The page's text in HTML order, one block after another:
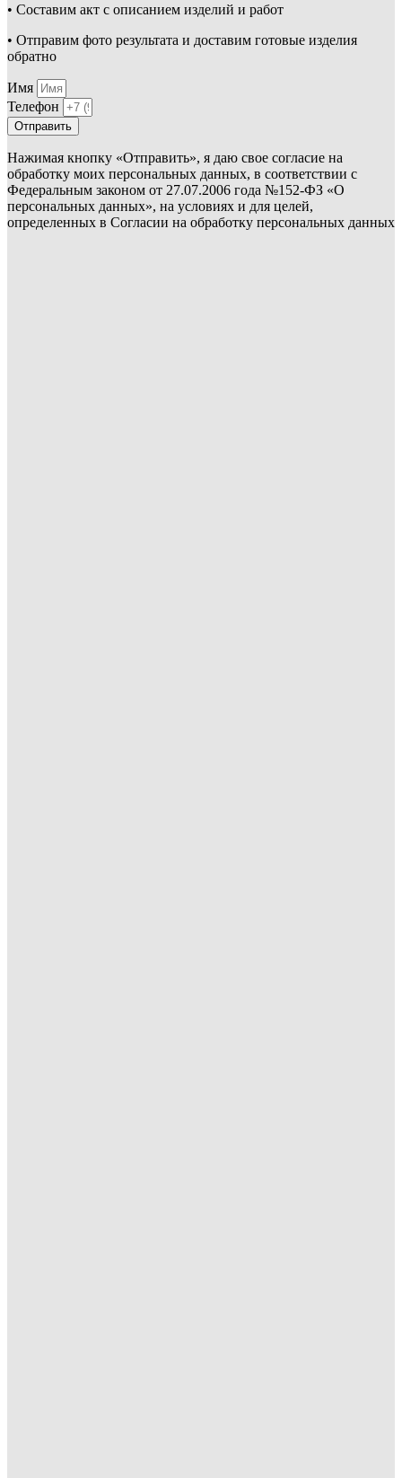
• Составим акт с описанием изделий и работ
• Отправим фото результата и доставим готовые изделия
обратно
Имя
Телефон
Отправить
Нажимая кнопку «Отправить», я даю свое согласие на
обработку моих персональных данных, в соответствии с
Федеральным законом от 27.07.2006 года №152-ФЗ «О
персональных данных», на условиях и для целей,
определенных в Согласии на обработку персональных данных